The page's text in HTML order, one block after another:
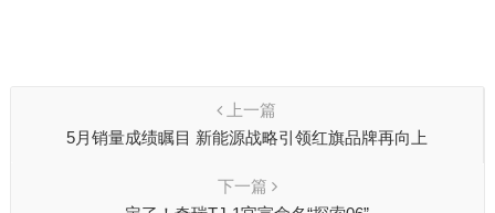
上一篇
5月销量成绩瞩目 新能源战略引领红旗品牌再向上
下一篇